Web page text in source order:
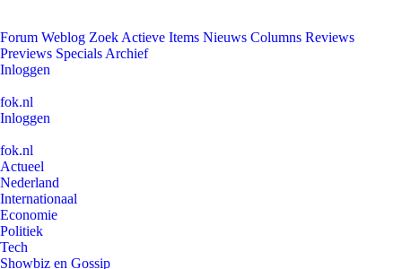
Forum Weblog Zoek Actieve Items Nieuws Columns Reviews
Previews Specials Archief
Inloggen
fok.nl
Inloggen
fok.nl
Actueel
Nederland
Internationaal
Economie
Politiek
Tech
Showbiz en Gossip